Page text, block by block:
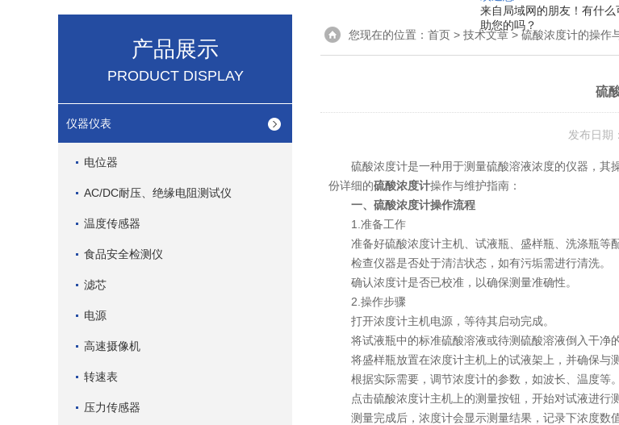
来自局域网的朋友！有什么
助您的吗？
产品展示
PRODUCT DISPLAY
仪器仪表
电位器
AC/DC耐压、绝缘电阻测试仪
温度传感器
食品安全检测仪
滤芯
电源
高速摄像机
转速表
压力传感器
您现在的位置： 首页 > 技术文章> 硫酸浓度计的操作
硫
发布日
硫酸浓度计是一种用于测量硫酸溶液浓度的仪器，其
份详细的硫酸浓度计操作与维护指南：
一、硫酸浓度计操作流程
1.准备工作
准备好硫酸浓度计主机、试液瓶、盛样瓶、洗涤瓶等配
检查仪器是否处于清洁状态，如有污垢需进行清洗。
确认浓度计是否已校准，以确保测量准确性。
2.操作步骤
打开浓度计主机电源，等待其启动完成。
将试液瓶中的标准硫酸溶液或待测硫酸溶液倒入干净的
将盛样瓶放置在浓度计主机上的试液架上，并确保与测
根据实际需要，调节浓度计的参数，如波长、温度等。
点击硫酸浓度计主机上的测量按钮，开始对试液进行测
测量完成后，浓度计会显示测量结果，记录下浓度数值